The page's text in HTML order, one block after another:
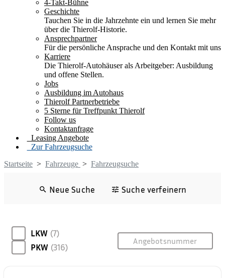
4-Takt-Bühne
Geschichte
Tauchen Sie in die Jahrzehnte ein und lernen Sie mehr
über die Thierolf-Historie.
Ansprechpartner
Für die persönliche Ansprache und den Kontakt mit uns
Karriere
Die Thierolf-Autohäuser als Arbeitgeber: Ausbildung
und offene Stellen.
Jobs
Ausbildung im Autohaus
Thierolf Partnerbetriebe
5 Sterne für Treffpunkt Thierolf
Follow us
Kontaktanfrage
Leasing Angebote
Zur Fahrzeugsuche
Startseite > Fahrzeuge > Fahrzeugsuche
Neue Suche Suche verfeinern
LKW (7)
PKW (316)